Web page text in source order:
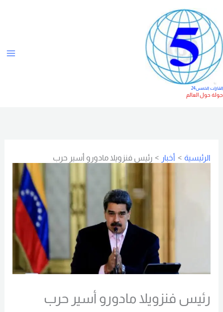
الخمس24
حول العالم
الرئيسية أخبار رئيس فنزويلا مادورو أسير حرب
رئيس فنزويلا مادورو أسير حرب
ص
ف
ا